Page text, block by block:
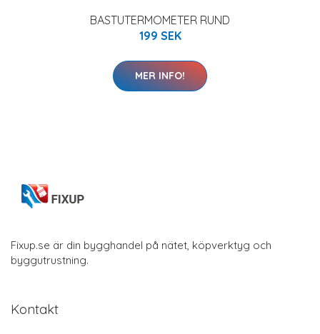
BASTUTERMOMETER RUND
199 SEK
MER INFO!
Fixup.se är din bygghandel på nätet, köpverktyg och
byggutrustning.
Kontakt